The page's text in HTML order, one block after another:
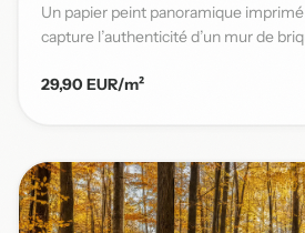
Un papier peint panoramique
capture l’authenticité d’un mur de
29,90 EUR/m²